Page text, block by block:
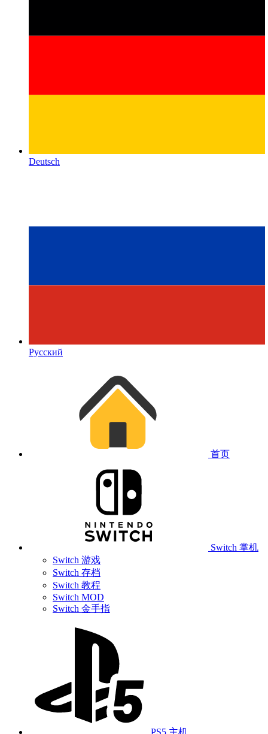
Deutsch
Русский
首页
Switch 掌机
Switch 游戏
Switch 存档
Switch 教程
Switch MOD
Switch 金手指